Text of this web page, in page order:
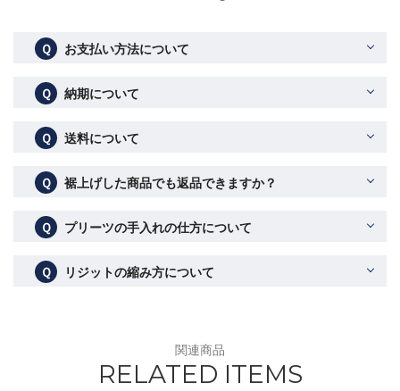
Ｑ お支払い方法について
Ｑ 納期について
Ｑ 送料について
Ｑ 裾上げした商品でも返品できますか？
Ｑ プリーツの手入れの仕方について
Ｑ リジットの縮み方について
関連商品
RELATED ITEMS